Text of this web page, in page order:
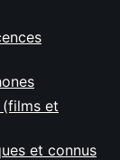
et
et connus